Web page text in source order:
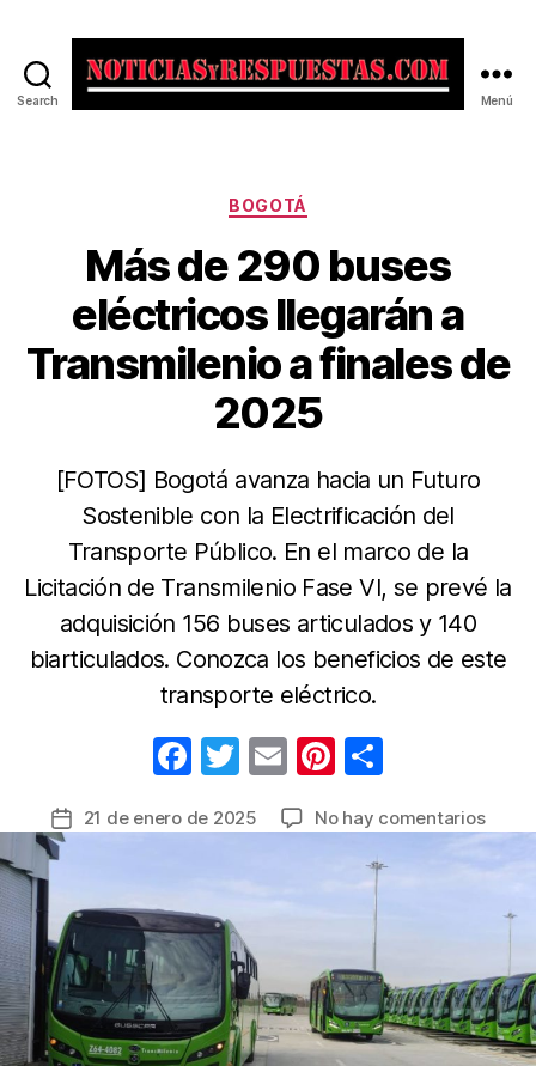
Search Menú
Categorías
BOGOTÁ
Más de 290 buses
eléctricos llegarán a
Transmilenio a finales de
2025
[FOTOS] Bogotá avanza hacia un Futuro
Sostenible con la Electrificación del
Transporte Público. En el marco de la
Licitación de Transmilenio Fase VI, se prevé la
adquisición 156 buses articulados y 140
biarticulados. Conozca los beneficios de este
transporte eléctrico.
F
c
b
o
o
k
T
itt
E
ail
Pi
er
e
m
p
Fecha
de
21 de enero de 2025 No hay comentariosen
Más
de
buses
a
a